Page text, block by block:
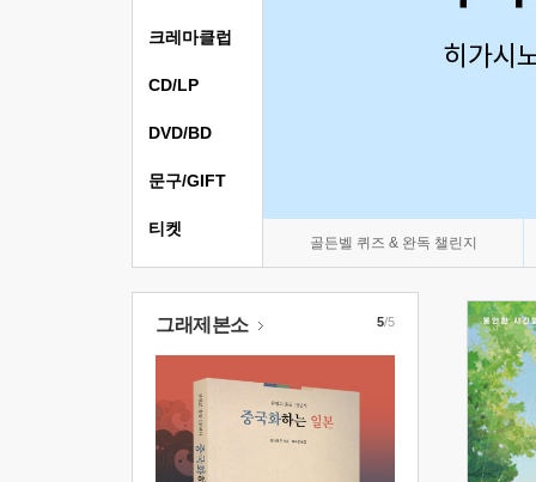
골든벨 퀴즈 & 완독 챌린지
크레마클럽
CD/LP
DVD/BD
문구/GIFT
티켓
그래제본소 5/5